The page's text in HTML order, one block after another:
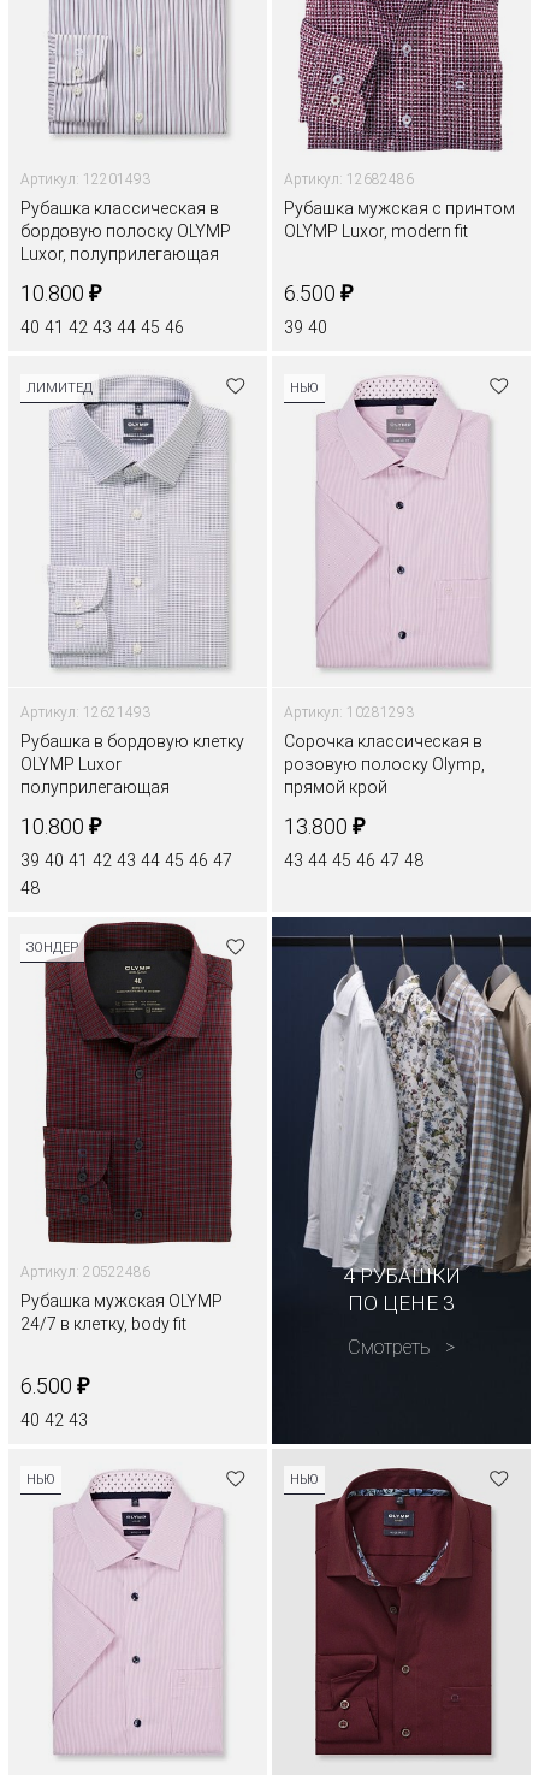
Артикул: 12201493
Рубашка классическая в
бордовую полоску OLYMP
Luxor, полуприлегающая
10.800 ₽
40 41 42 43 44 45 46
Артикул: 12682486
Рубашка мужская с принтом
OLYMP Luxor, modern fit
6.500 ₽
39 40
ЛИМИТЕД
Артикул: 12621493
Рубашка в бордовую клетку
OLYMP Luxor
полуприлегающая
10.800 ₽
39 40 41 42 43 44 45 46 47
48
НЬЮ
Артикул: 10281293
Сорочка классическая в
розовую полоску Olymp,
прямой крой
13.800 ₽
43 44 45 46 47 48
ЗОНДЕР
Артикул: 20522486
Рубашка мужская OLYMP
24/7 в клетку, body fit
6.500 ₽
40 42 43
4 РУБАШКИ
ПО ЦЕНЕ 3
Смотреть
НЬЮ НЬЮ